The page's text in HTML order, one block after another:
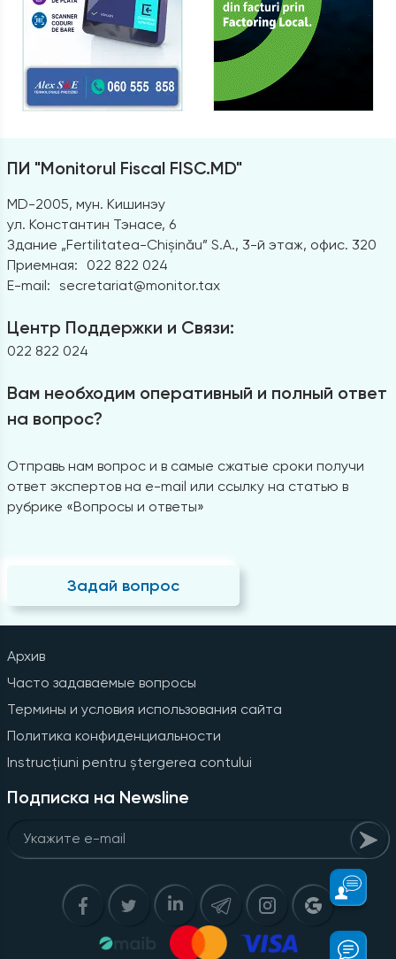
ПИ "Monitorul Fiscal FISC.MD"
MD-2005, мун. Кишинэу
ул. Константин Тэнасе, 6
Здание „Fertilitatea-Chișinău” S.A., 3-й этаж, офис. 320
Приемная:
022 822 024
E-mail: secretariat@monitor.tax
Центр Поддержки и Связи:
022 822 024
Вам необходим оперативный и полный ответ
на вопрос?
Отправь нам вопрос и в самые сжатые сроки получи
ответ экспертов на e-mail или ссылку на статью в
рубрике «Вопросы и ответы»
Задай вопрос
Архив
Часто задаваемые вопросы
Термины и условия использования сайта
Политика конфиденциальности
Instrucțiuni pentru ștergerea contului
Подписка на Newsline